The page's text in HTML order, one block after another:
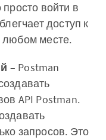
войти в
доступ к
месте.
– Postman
API Postman.
запросов. Это